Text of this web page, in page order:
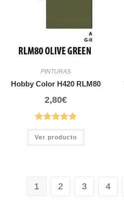
PINTURAS
Hobby Color H420 RLM80
2,80€
Ver producto
1 2 3 4